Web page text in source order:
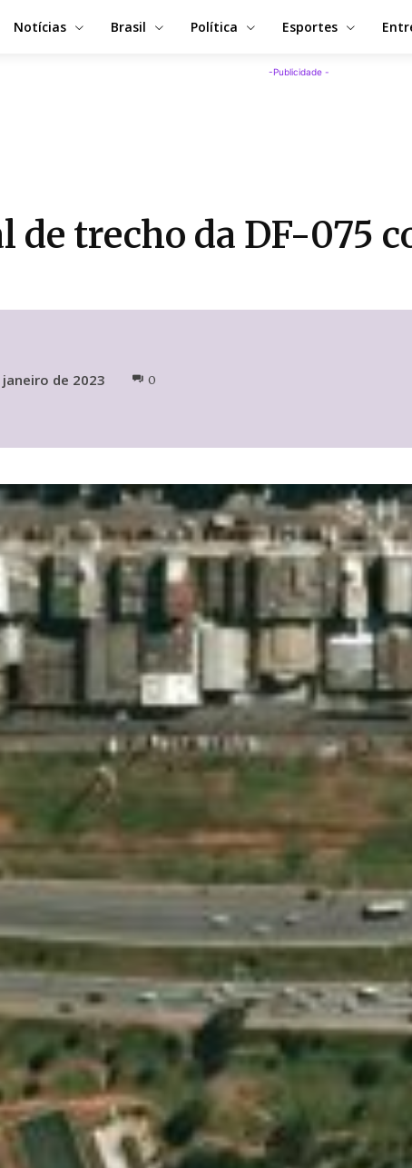
Notícias Brasil Política Esportes
-Publicidade -
de trecho da DF-075
janeiro de 2023 0